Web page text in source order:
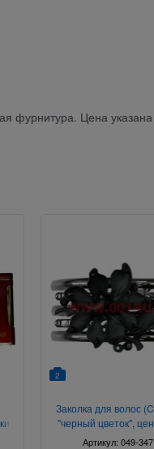
фурнитура. Цена указана
2
Заколка для волос
"черный цветок",
штук
Артикул: 049-347